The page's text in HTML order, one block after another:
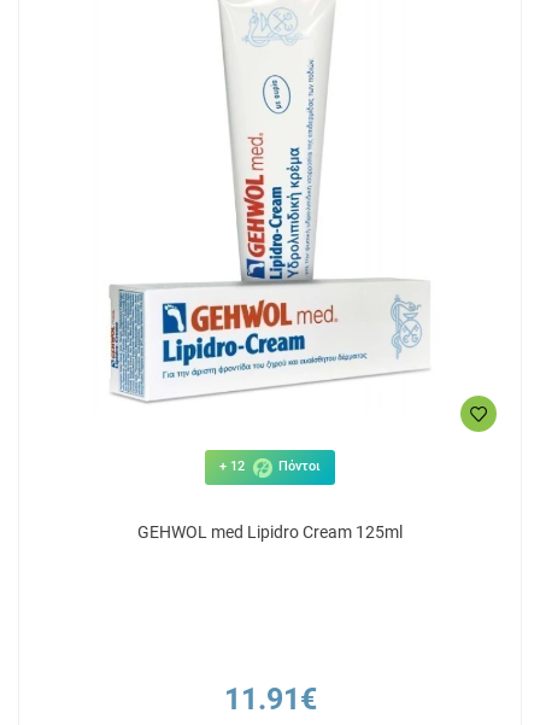
+ 12 Πόντοι
GEHWOL med Lipidro Cream 125ml
11.91€